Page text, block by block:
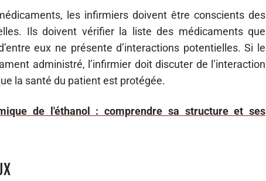
les infirmiers doivent être conscients des
Ils doivent vérifier la liste des médicaments que
eux ne présente d’interactions potentielles. Si le
administré, l’infirmier doit discuter de l’interaction
la santé du patient est protégée.
de l'éthanol : comprendre sa structure et ses